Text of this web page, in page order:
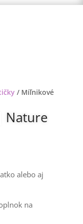
/ Míľnikové
Nature
alebo aj
na